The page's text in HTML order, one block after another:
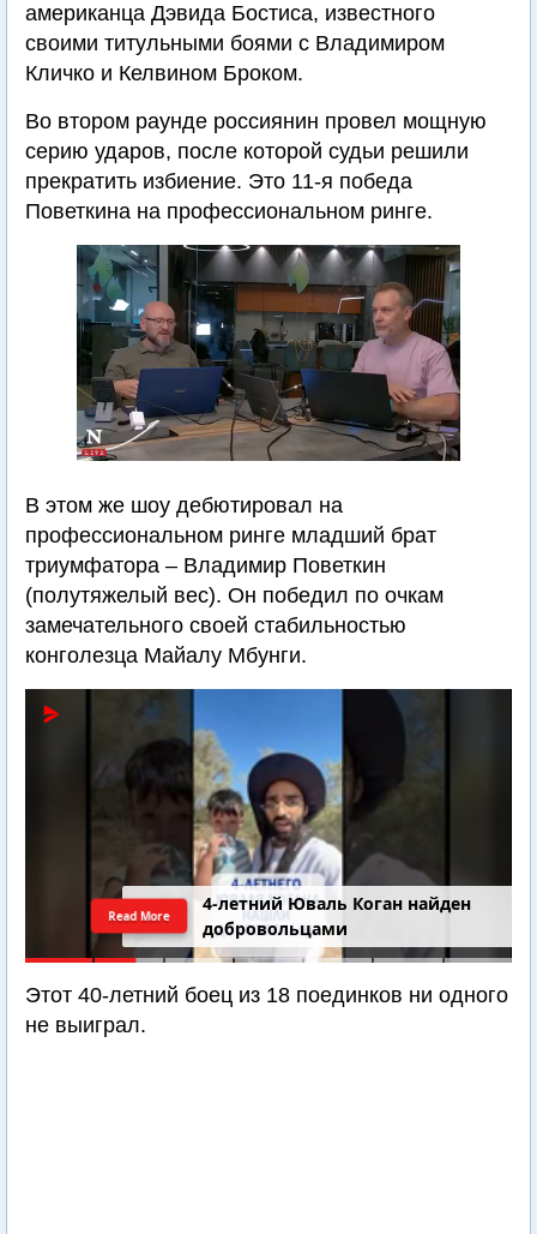
американца Дэвида Бостиса, известного
своими титульными боями с Владимиром
Кличко и Келвином Броком.
Во втором раунде россиянин провел мощную
серию ударов, после которой судьи решили
прекратить избиение. Это 11-я победа
Поветкина на профессиональном ринге.
В этом же шоу дебютировал на
профессиональном ринге младший брат
триумфатора – Владимир Поветкин
(полутяжелый вес). Он победил по очкам
замечательного своей стабильностью
конголезца Майалу Мбунги.
4-летний Юваль Коган найден
добровольцами
Read More
Этот 40-летний боец из 18 поединков ни одного
не выиграл.